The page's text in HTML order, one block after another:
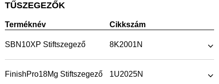
TŰSZEGEZŐK
Terméknév Cikkszám
SBN10XP Stiftszegező 8K2001N
FinishPro18Mg Stiftszegező 1U2025N